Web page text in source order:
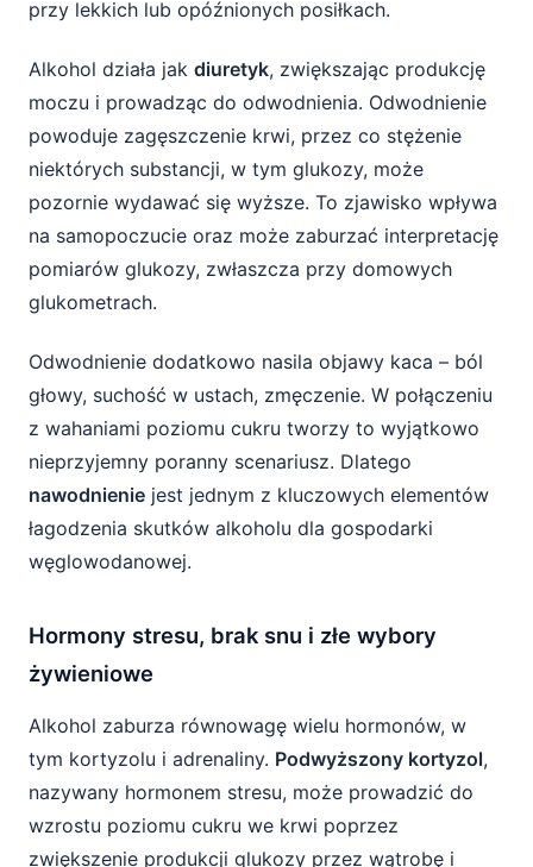
przy lekkich lub opóźnionych posiłkach.
Alkohol działa jak diuretyk, zwiększając produkcję
moczu i prowadząc do odwodnienia. Odwodnienie
powoduje zagęszczenie krwi, przez co stężenie
niektórych substancji, w tym glukozy, może
pozornie wydawać się wyższe. To zjawisko wpływa
na samopoczucie oraz może zaburzać interpretację
pomiarów glukozy, zwłaszcza przy domowych
glukometrach.
Odwodnienie dodatkowo nasila objawy kaca – ból
głowy, suchość w ustach, zmęczenie. W połączeniu
z wahaniami poziomu cukru tworzy to wyjątkowo
nieprzyjemny poranny scenariusz. Dlatego
nawodnienie jest jednym z kluczowych elementów
łagodzenia skutków alkoholu dla gospodarki
węglowodanowej.
Hormony stresu, brak snu i złe wybory
żywieniowe
Alkohol zaburza równowagę wielu hormonów, w
tym kortyzolu i adrenaliny. Podwyższony kortyzol,
nazywany hormonem stresu, może prowadzić do
wzrostu poziomu cukru we krwi poprzez
zwiększenie produkcji glukozy przez wątrobę i